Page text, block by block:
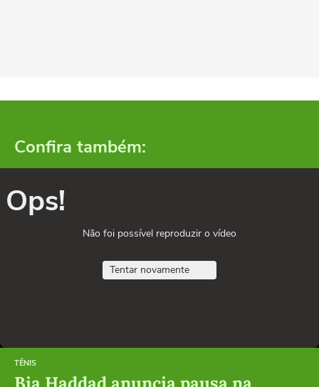
Confira também:
Ops!
Não foi possível reproduzir o vídeo
Tentar novamente
TÊNIS